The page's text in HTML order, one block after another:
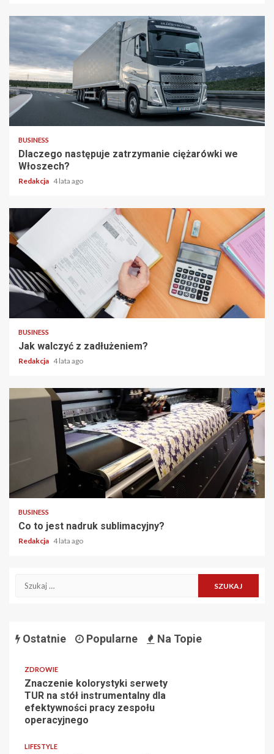
2 min read
BUSINESS
Dlaczego następuje zatrzymanie ciężarówki we
Włoszech?
Redakcja 4 lata ago
2 min read
BUSINESS
Jak walczyć z zadłużeniem?
Redakcja 4 lata ago
2 min read
BUSINESS
Co to jest nadruk sublimacyjny?
Redakcja 4 lata ago
Szukaj:
Ostatnie Popularne Na Topie
ZDROWIE
Znaczenie kolorystyki serwety
TUR na stół instrumentalny dla
efektywności pracy zespołu
operacyjnego
LIFESTYLE